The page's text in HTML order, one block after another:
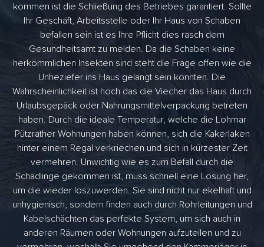
kommen ist die Schließung des Betriebes garantiert. Sollte
Ihr Geschäft, Arbeitsstelle oder Ihr Haus von Schaben
befallen sein ist es Ihre Pflicht dies rasch dem
Gesundheitsamt zu melden. Da die Schaben keine
herkömmlichen Insekten sind steht die Frage offen wie die
Unheziefer ins Haus gelangt sein könnten. Die
Wahrscheinlichkeit ist hoch das die Viecher das Haus durch
Urlaubsgepäck oder Nahrungsmittelverpackung betreten
haben. Durch die ideale Temperatur, welche die Lohmar
Pützrather Wohnungen haben können, sich die Kakerlaken
hinter einem Regal verkriechen und sich in kürzester Zeit
vermehren. Unwichtig wie es zum Befall durch die
Schädlinge gekommen ist, muss schnell eine Lösung her,
um die wieder loszuwerden. Sie sind nicht nur ekelhaft und
unhygienisch, sondern finden auch durch Rohrleitungen und
Kabelschächten das perfekte System, um sich auch in
anderen Räumen oder Wohnungen aufzuteilen und zu